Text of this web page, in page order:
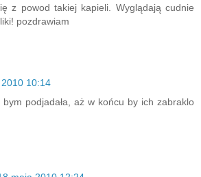
z powod takiej kapieli. Wyglądają cudnie
pozdrawiam
10:14
podjadała, aż w końcu by ich zabraklo